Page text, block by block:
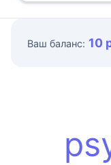
Ваш баланс: 10